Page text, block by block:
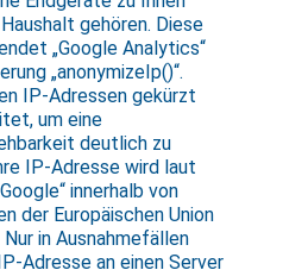
gehören. Diese
„Google Analytics“
„anonymizeIp()“.
IP-Adressen gekürzt
um eine
deutlich zu
IP-Adresse wird laut
innerhalb von
der Europäischen Union
in Ausnahmefällen
Adresse an einen Server